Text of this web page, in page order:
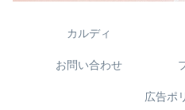
カルディ
お問い合わせ
広告ポ